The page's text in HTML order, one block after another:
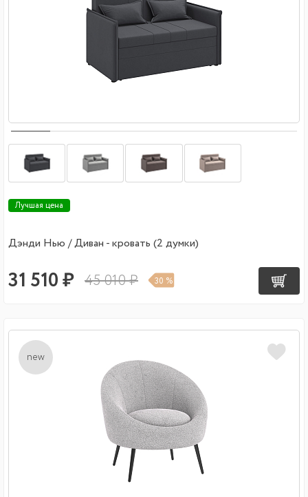
Лучшая цена
Дэнди Нью / Диван - кровать (2 думки)
31 510 ₽ 45 010 ₽ 30 %
new